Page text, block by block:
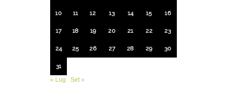
10 11 12 13 14 15 16
17 18 19 20 21 22 23
24 25 26 27 28 29 30
31
« Lug
Set »